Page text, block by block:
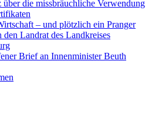
über die missbräuchliche Verwendung
– und plötzlich ein Pranger
Landrat des Landkreises
Brief an Innenminister Beuth